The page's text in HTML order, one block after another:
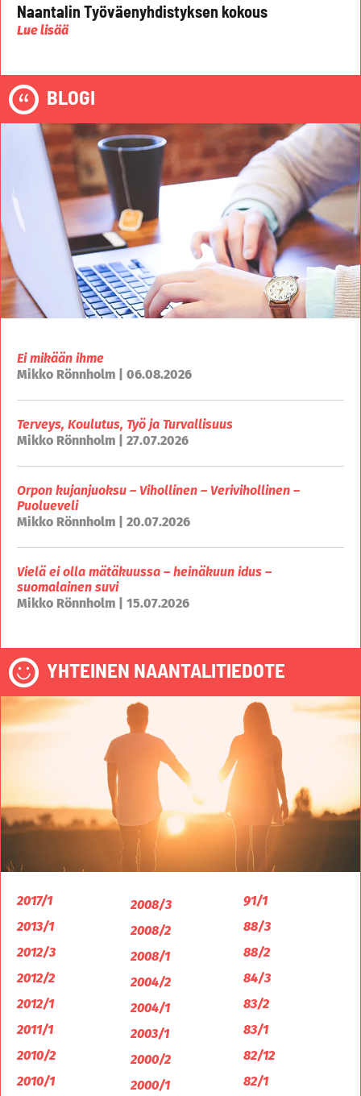
Naantalin Työväenyhdistyksen kokous
Lue lisää
BLOGI
Ei mikään ihme
Mikko Rönnholm | 06.08.2026
Terveys, Koulutus, Työ ja Turvallisuus
Mikko Rönnholm | 27.07.2026
Orpon kujanjuoksu – Vihollinen – Verivihollinen –
Puolueveli
Mikko Rönnholm | 20.07.2026
Vielä ei olla mätäkuussa – heinäkuun idus –
suomalainen suvi
Mikko Rönnholm | 15.07.2026
YHTEINEN NAANTALITIEDOTE
2017/1
2013/1
2012/3
2012/2
2012/1
2011/1
2010/2
2010/1
2008/3
2008/2
2008/1
2004/2
2004/1
2003/1
2000/2
2000/1
91/1
88/3
88/2
84/3
83/2
83/1
82/12
82/1